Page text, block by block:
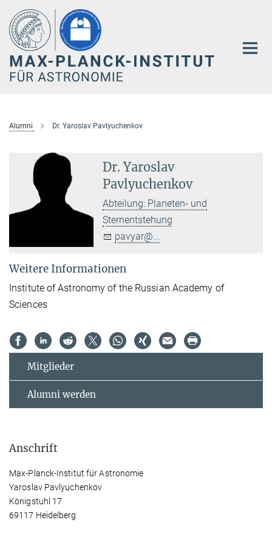
Hauptinhalt
Alumni Dr. Yaroslav Pavlyuchenkov
Dr. Yaroslav
Pavlyuchenkov
Abteilung: Planeten- und
Sternentstehung
pavyar@...
Weitere Informationen
Institute of Astronomy of the Russian Academy of
Sciences
Mitglieder
Alumni werden
Anschrift
Max-Planck-Institut für Astronomie
Yaroslav Pavlyuchenkov
Königstuhl 17
69117 Heidelberg